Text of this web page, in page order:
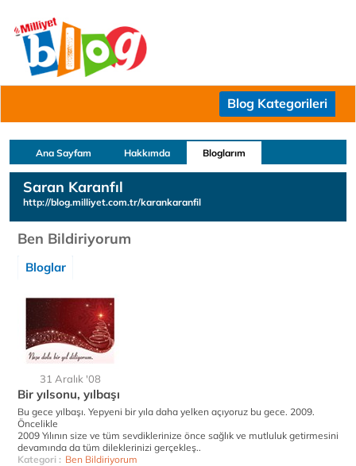
Blog Kategorileri
Ana Sayfam Hakkımda Bloglarım
Saran Karanfıl
http://blog.milliyet.com.tr/karankaranfil
Ben Bildiriyorum
Bloglar
31 Aralık '08
Bir yılsonu, yılbaşı
Bu gece yılbaşı. Yepyeni bir yıla daha yelken açıyoruz bu gece. 2009.
Öncelikle
2009 Yılının size ve tüm sevdiklerinize önce sağlık ve mutluluk getirmesini
devamında da tüm dileklerinizi gerçekleş..
Kategori : Ben Bildiriyorum